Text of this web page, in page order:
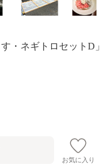
・ネギトロセットD」
お気に入り